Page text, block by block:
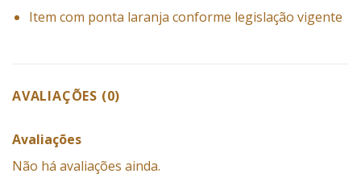
Item com ponta laranja conforme legislação vigente
AVALIAÇÕES (0)
Avaliações
Não há avaliações ainda.